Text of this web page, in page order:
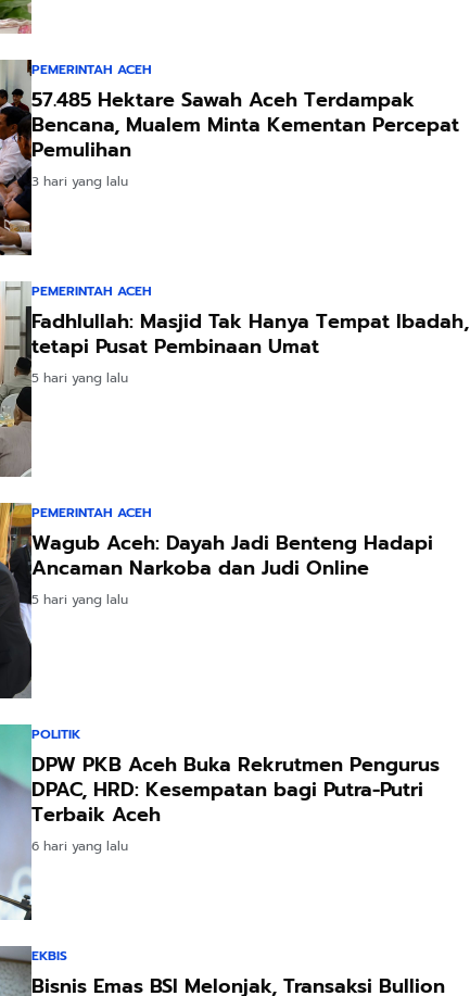
PEMERINTAH ACEH
57.485 Hektare Sawah Aceh Terdampak
Bencana, Mualem Minta Kementan Percepat
Pemulihan
3 hari yang lalu
PEMERINTAH ACEH
Fadhlullah: Masjid Tak Hanya Tempat Ibadah,
tetapi Pusat Pembinaan Umat
5 hari yang lalu
PEMERINTAH ACEH
Wagub Aceh: Dayah Jadi Benteng Hadapi
Ancaman Narkoba dan Judi Online
5 hari yang lalu
POLITIK
DPW PKB Aceh Buka Rekrutmen Pengurus
DPAC, HRD: Kesempatan bagi Putra-Putri
Terbaik Aceh
6 hari yang lalu
EKBIS
Bisnis Emas BSI Melonjak, Transaksi Bullion